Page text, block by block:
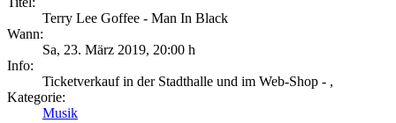
Terry Lee Goffee - Man In Black
Wann:
Sa, 23. März 2019, 20:00 h
Info:
Ticketverkauf in der Stadthalle und im Web-Shop - ,
Kategorie:
Musik